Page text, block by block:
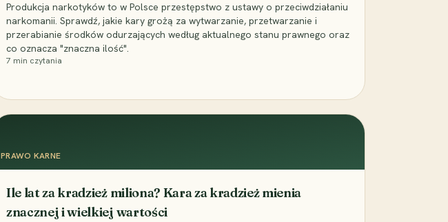
Produkcja narkotyków to w Polsce przestępstwo z ustawy o przeciwdziałaniu
narkomanii. Sprawdź, jakie kary grożą za wytwarzanie, przetwarzanie i
przerabianie środków odurzających według aktualnego stanu prawnego oraz
co oznacza "znaczna ilość".
7 min czytania
PRAWO KARNE
Ile lat za kradzież miliona? Kara za kradzież mienia
znacznej i wielkiej wartości